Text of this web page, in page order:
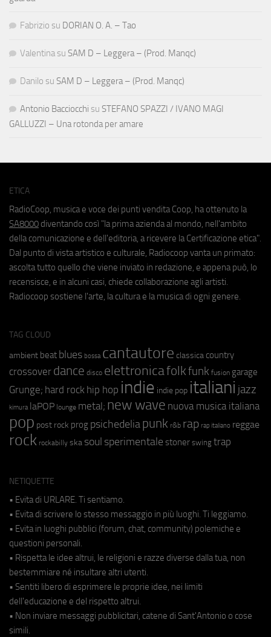
Fabrizio su DORIAN O. A. – Tao
Valentina su SAM D – Leggera – (Prod. Manqc)
Danilo su SAM D – Leggera – (Prod. Manqc)
Antonio Bacciocchi su STEFANO SPAZZI / IVANO MAGI
GALLUZZI – Una rotonda per amare
ETICA
RadioCoop, musica e voce dei punti vendita Coop, ha ottenuto la
SA8000 diventando così "la prima azienda al mondo, nell'ambito
della comunicazione e dell'editoria, a ricevere la Certificazione etica".
Dal punto di vista artistico e culturale, Radiocoop vanta un primato:
ascolta tutto quello che viene inviato in redazione, e appena può, lo
recensisce, e in alcuni casi, chiede collaborazione agli artisti.
Radiocoop sostiene l'arte, la cultura e la musica di ogni genere.
TAG CLOUD
ambient beat blues bossa cantautore classica country
crossover dance disco elettronicafolkfunk fusion garage
Grunge; hard rock hip hop indie indie pop italiani jazz
kimura laPOP lounge metal; new wave nuova musica italiana
pop post rock prog psichedeliapunk r&b rap rap italiano reggae
rock rockabilly ska soul sperimentale stoner swing trap
NETIQUETTE
• Evita di URLARE. Ti sentiamo.
• Evita di scrivere lo stesso messaggio in più luoghi. Ti leggiamo.
• Evita in luoghi pubblici (forum, chat, community) polemiche e
questioni personali.
• Rispetta le idee altrui, le religioni e razze diverse dalla tua, non
bestemmiare né insultare altri utenti.
• Sentiti libero di esprimere le proprie idee, nei limiti
dell'educazione e del rispetto altrui.
• Non inviare messaggi pubblicitari, catene di Sant'Antonio o cose
simili.